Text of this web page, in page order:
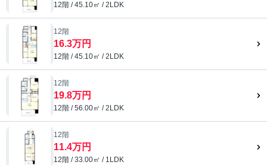
12階 / 45.10㎡ / 2LDK
12階
16.3万円
12階 / 45.10㎡ / 2LDK
12階
19.8万円
12階 / 56.00㎡ / 2LDK
12階
11.4万円
12階 / 33.00㎡ / 1LDK